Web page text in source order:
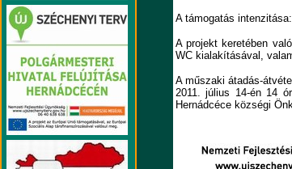
A támogatás
A projekt keretében
WC kialakításával,
A műszaki átadás-
2011. július 14-én 14
Hernádcéce községi